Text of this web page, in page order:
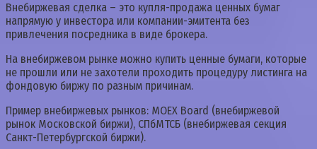
Внебиржевая сделка – это купля-продажа ценных бумаг
напрямую у инвестора или компании-эмитента без
привлечения посредника в виде брокера.
На внебиржевом рынке можно купить ценные бумаги, которые
не прошли или не захотели проходить процедуру листинга на
фондовую биржу по разным причинам.
Пример внебиржевых рынков: MOEX Board (внебиржевой
рынок Московской биржи), СПбМТСБ (внебиржевая секция
Санкт-Петербургской биржи).